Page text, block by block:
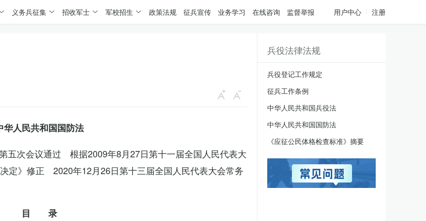
义务兵征集 招收军士 军校招生 政策法规 征兵宣传 业务学习 在线咨询 监督举报 用户中心 注册
华人民共和国国防法
五次会议通过 根据2009年8月27日第十一届全国人民代表大
定》修正 2020年12月26日第十三届全国人民代表大会常务
目 录
兵役法律法规
兵役登记工作规定
征兵工作条例
中华人民共和国兵役法
中华人民共和国国防法
《应征公民体格检查标准》摘要